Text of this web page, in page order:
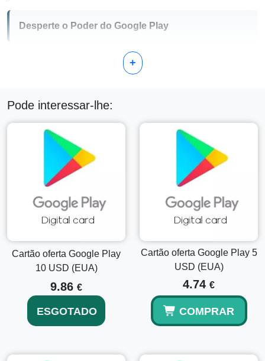
Desperte o Poder do Google Play
Com um cartão presente Google Play, você pode satisfazer
suas necessidades de entretenimento sem esforço. Aqui
está o que você pode aproveitar:
aplicativos e jogos para transformar seu dispositivo em
Música e Filmes:
Transmita ou baixe as últimas
músicas e filmes de sucesso diretamente para o seu
dispositivo.
Livros e Quadrinhos:
Navegue por uma imensa
coleção de ebooks, audiolivros e quadrinhos para
todos os gostos.
Por que escolher o Cartão Presente Google Play
denominação de 25 USD
é perfeita para quem deseja
explorar recursos premium sem o compromisso de uma
assinatura. Oferece flexibilidade e conveniência, permitindo
que você faça compras com confiança nos serviços do
Google Play.
+
Pode interessar-lhe:
Cartão oferta Google Play
10 USD (EUA)
9.86 €
ESGOTADO
Cartão oferta Google Play 5
USD (EUA)
4.74 €
COMPRAR